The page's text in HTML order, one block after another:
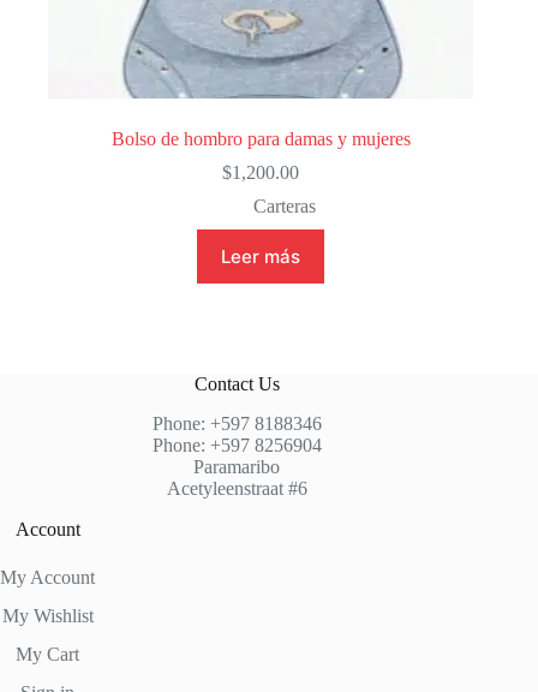
Bolso de hombro para damas y mujeres
$1,200.00
Carteras
Leer más
Contact Us
Phone: +597 8188346
Phone: +597 8256904
Paramaribo
Acetyleenstraat #6
Account
My Account
My Wishlist
My Cart